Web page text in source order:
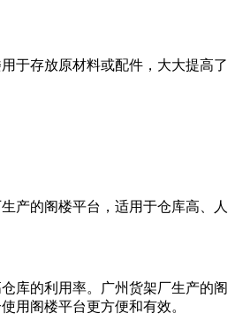
于存放原材料或配件，大大提高了
产的阁楼平台，适用于仓库高、人
库的利用率。广州货架厂生产的阁
用阁楼平台更方便和有效。